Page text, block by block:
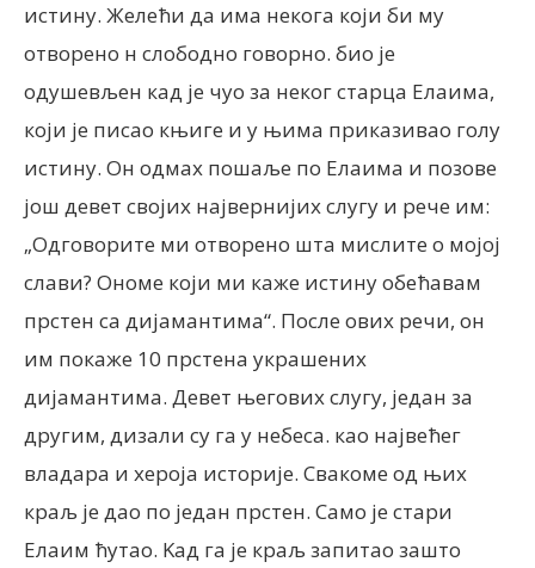
истину. Желећи да има некога који би му
отворено н слободно говорно. био је
одушевљен кад је чуо за неког старца Елаима,
који је писао књиге и у њима приказивао голу
истину. Он одмах пошаље по Елаима и позове
још девет својих највернијих слугу и рече им:
„Одговорите ми отворено шта мислите о мојој
слави? Ономе који ми каже истину обећавам
прстен са дијамантима“. После ових речи, он
им покаже 10 прстена украшених
дијамантима. Девет његових слугу, један за
другим, дизали су га у небеса. као највећег
владара и хероја историје. Свакоме од њих
краљ је дао по један прстен. Само је стари
Елаим ћутао. Kад га је краљ запитао зашто